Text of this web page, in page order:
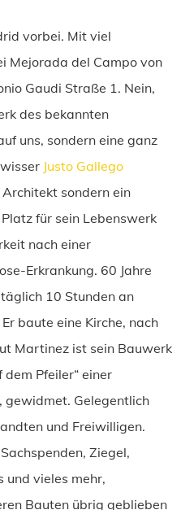
vorbei. Mit viel
Mejorada del Campo von
Gaudi Straße 1. Nein,
des bekannten
uns, sondern eine ganz
Justo Gallego
sondern ein
für sein Lebenswerk
nach einer
Erkrankung. 60 Jahre
10 Stunden an
baute eine Kirche, nach
Martinez ist sein Bauwerk
dem Pfeiler“ einer
gewidmet. Gelegentlich
und Freiwilligen.
Ziegel,
und vieles mehr,
Bauten übrig geblieben